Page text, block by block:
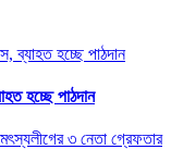
হচ্ছে পাঠদান